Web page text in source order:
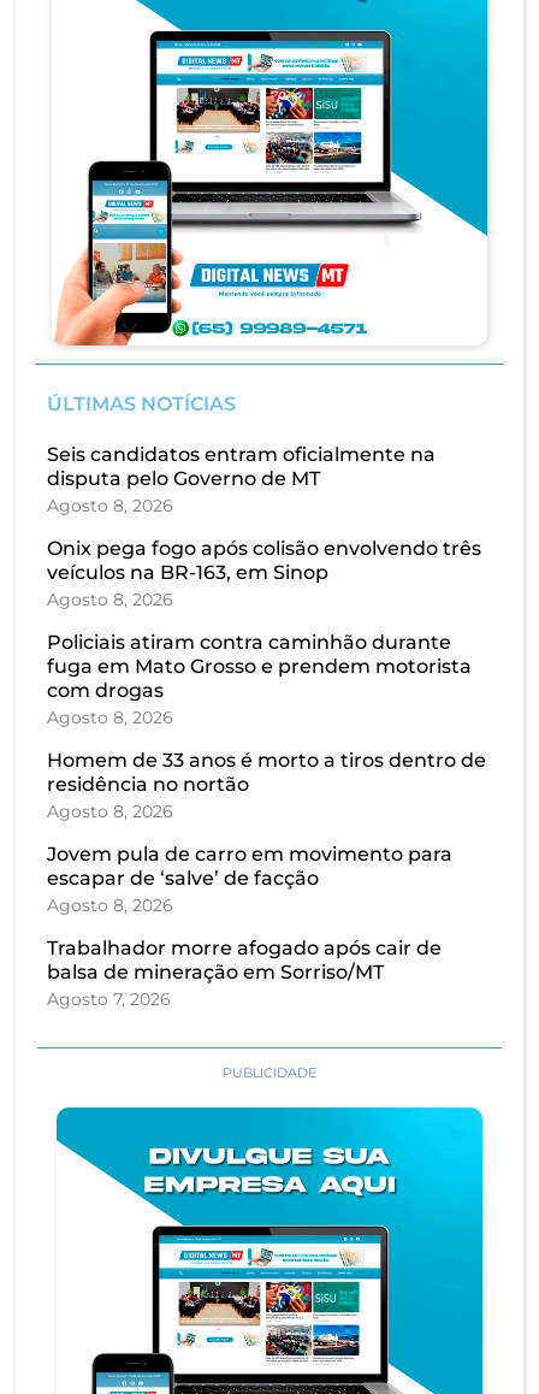
ÚLTIMAS NOTÍCIAS
Seis candidatos entram oficialmente na
disputa pelo Governo de MT
Agosto 8, 2026
Onix pega fogo após colisão envolvendo três
veículos na BR-163, em Sinop
Agosto 8, 2026
Policiais atiram contra caminhão durante
fuga em Mato Grosso e prendem motorista
com drogas
Agosto 8, 2026
Homem de 33 anos é morto a tiros dentro de
residência no nortão
Agosto 8, 2026
Jovem pula de carro em movimento para
escapar de ‘salve’ de facção
Agosto 8, 2026
Trabalhador morre afogado após cair de
balsa de mineração em Sorriso/MT
Agosto 7, 2026
PUBLICIDADE